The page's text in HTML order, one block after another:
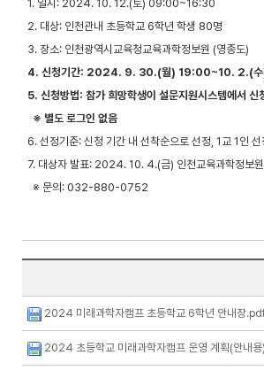
1. 일시: 2024. 10. 12.(토) 09:00~16:30
2. 대상: 인천관내 초등학교 6학년 학생 80명
3. 장소: 인천광역시교육청교육과학정보원 (영종도)
4. 신청기간: 2024. 9. 30.(월) 19:00~10. 2.(수
5. 신청방법: 참가 희망학생이 설문지원시스템에서 신
※ 별도 로그인 없음
6. 선정기준: 신청 기간 내 선착순으로 선정, 1교 1인 선
7. 대상자 발표: 2024. 10. 4.(금) 인천교육과학정보원
※ 문의: 032-880-0752
2024 미래과학자캠프 초등학교 6학년 안내장
2024 초등학교 미래과학자캠프 운영 계획(안내